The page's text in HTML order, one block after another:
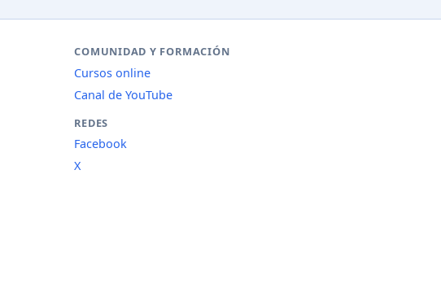
COMUNIDAD Y FORMACIÓN
Cursos online
Canal de YouTube
REDES
Facebook
X